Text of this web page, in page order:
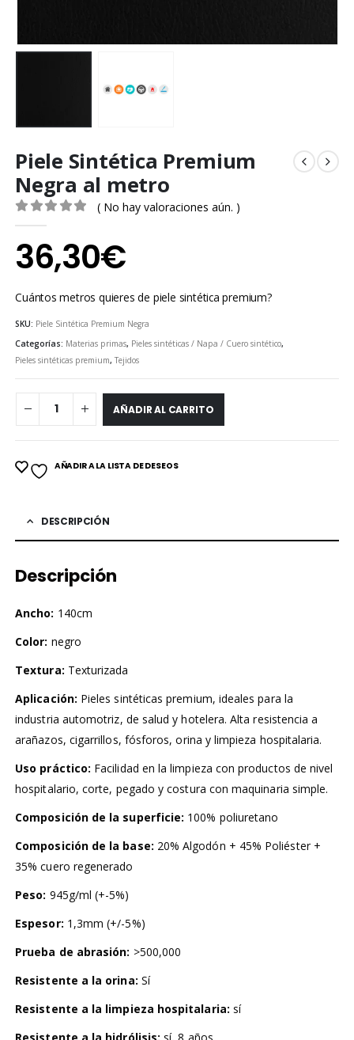
Piele Sintética Premium
Negra al metro
0out of 5
( No hay valoraciones aún. )
36,30€
Cuántos metros quieres de piele sintética premium?
SKU: Piele Sintética Premium Negra
Categorías: Materias primas, Pieles sintéticas / Napa / Cuero sintético,
Pieles sintéticas premium,Tejidos
AÑADIR AL CARRITO
AÑADIR A LA LISTA DE DESEOS
DESCRIPCIÓN
Descripción
Ancho: 140cm
Color: negro
Textura: Texturizada
Aplicación: Pieles sintéticas premium, ideales para la
industria automotriz, de salud y hotelera. Alta resistencia a
arañazos, cigarrillos, fósforos, orina y limpieza hospitalaria.
Uso práctico: Facilidad en la limpieza con productos de nivel
hospitalario, corte, pegado y costura con maquinaria simple.
Composición de la superficie: 100% poliuretano
Composición de la base: 20% Algodón + 45% Poliéster +
35% cuero regenerado
Peso: 945g/ml (+-5%)
Espesor: 1,3mm (+/-5%)
Prueba de abrasión: >500,000
Resistente a la orina: Sí
Resistente a la limpieza hospitalaria: sí
Resistente a la hidrólisis: sí, 8 años